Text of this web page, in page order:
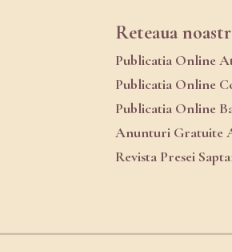
Reteaua
Publicatia Online
Publicatia Online
Publicatia Online
Anunturi Gratuite
Revista Presei